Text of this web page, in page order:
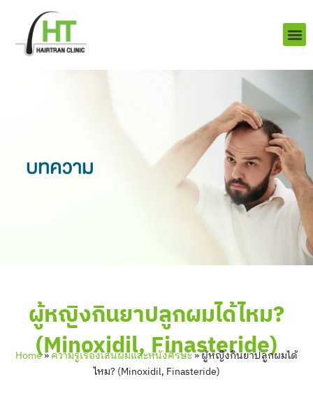
content
ผู้หญิงกินยาปลูกผมได้ไหม?
(Minoxidil, Finasteride)
Home»ความรู้เรื่องเส้นผมและหนังศีรษะ»ผู้หญิงกินยาปลูกผมได้
ไหม? (Minoxidil, Finasteride)